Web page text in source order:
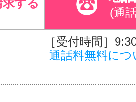
する
(通
［受付時間］
通話料無料につ